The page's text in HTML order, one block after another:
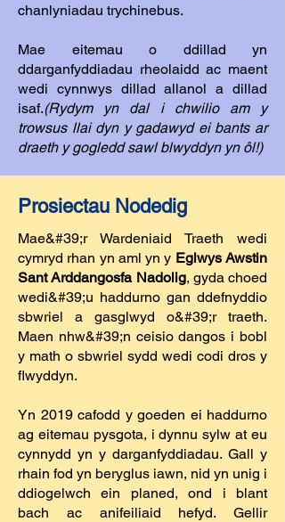
chanlyniadau trychinebus.
Mae eitemau o ddillad yn
ddarganfyddiadau rheolaidd ac maent
wedi cynnwys dillad allanol a dillad
isaf.(Rydym yn dal i chwilio am y
trowsus llai dyn y gadawyd ei bants ar
draeth y gogledd sawl blwyddyn yn ôl!)
Prosiectau Nodedig
Mae&#39;r Wardeniaid Traeth wedi
cymryd rhan yn aml yn y Eglwys Awstin
Sant Arddangosfa Nadolig, gyda choed
wedi&#39;u haddurno gan ddefnyddio
sbwriel a gasglwyd o&#39;r traeth.
Maen nhw&#39;n ceisio dangos i bobl
y math o sbwriel sydd wedi codi dros y
flwyddyn.
Yn 2019 cafodd y goeden ei haddurno
ag eitemau pysgota, i dynnu sylw at eu
cynnydd yn y darganfyddiadau. Gall y
rhain fod yn beryglus iawn, nid yn unig i
ddiogelwch ein planed, ond i blant
bach ac anifeiliaid hefyd. Gellir